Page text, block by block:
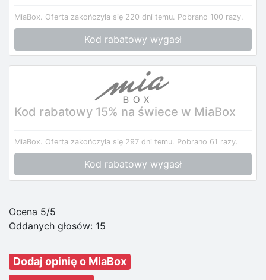
MiaBox. Oferta zakończyła się 220 dni temu. Pobrano 100 razy.
Kod rabatowy wygasł
Kod rabatowy 15% na świece w MiaBox
MiaBox. Oferta zakończyła się 297 dni temu. Pobrano 61 razy.
Kod rabatowy wygasł
Ocena 5/5
Oddanych głosów: 15
Dodaj opinię o MiaBox